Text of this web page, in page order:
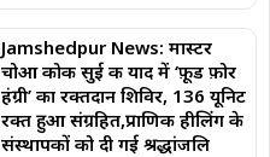
Jamshedpur News: मास्टर
चोआ कोक सुई की याद में ‘फ़ूड फ़ोर
हंग्री’ का रक्तदान शिविर, 136 यूनिट
रक्त हुआ संग्रहित,प्राणिक हीलिंग के
संस्थापकों को दी गई श्रद्धांजलि